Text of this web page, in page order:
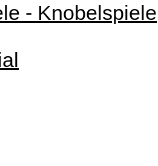
- Knobelspiele